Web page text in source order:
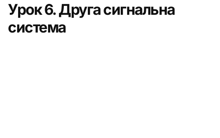
Урок 6. Друга сигнальна
система